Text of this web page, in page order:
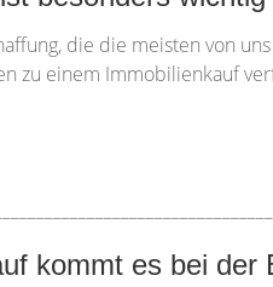
die die meisten von
zu einem Immobilienkauf
kommt es bei der